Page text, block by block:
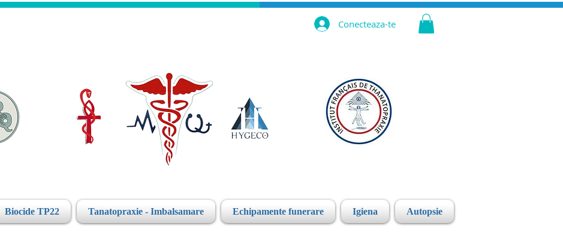
Conecteaza-te
Biocide TP22 Tanatopraxie - Imbalsamare Echipamente funerare Igiena Autopsie